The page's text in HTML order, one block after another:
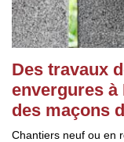
Des travaux
envergures à
des maçons
Chantiers neuf ou en